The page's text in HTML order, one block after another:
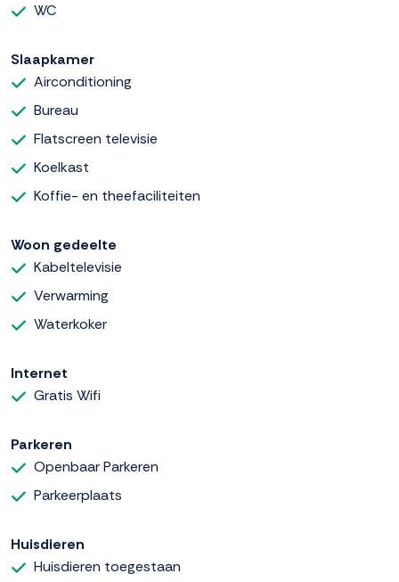
WC
Slaapkamer
Airconditioning
Bureau
Flatscreen televisie
Koelkast
Koffie- en theefaciliteiten
Woon gedeelte
Kabeltelevisie
Verwarming
Waterkoker
Internet
Gratis Wifi
Parkeren
Openbaar Parkeren
Parkeerplaats
Huisdieren
Huisdieren toegestaan